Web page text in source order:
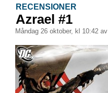
RECENSIONER
Azrael #1
måndag 26 oktober, kl 10:42 av